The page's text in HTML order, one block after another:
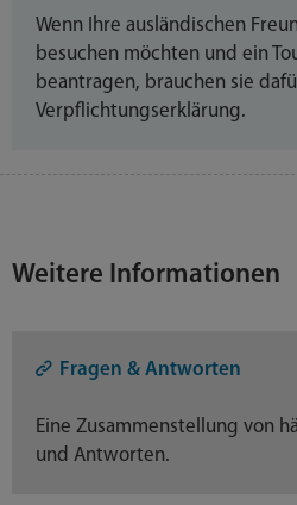
Wenn Ihre ausländischen
besuchen möchten und ein
beantragen, brauchen sie
Verpflichtungserklärung.
Weitere Informationen
Fragen & Antworten
Eine Zusammenstellung von
und Antworten.